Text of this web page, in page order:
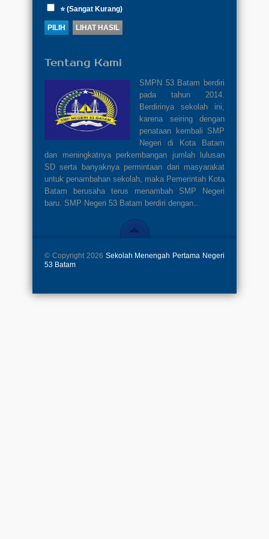
⭐ (Sangat Kurang)
Tentang Kami
SMPN 53 Batam berdiri
pada tahun 2014.
Berdirinya sekolah ini,
karena seiring dengan
penataan kembali SMP
Negeri di Kota Batam
dan meningkatnya perkembangan jumlah lulusan
SD serta banyaknya permintaan dari masyarakat
untuk penambahan sekolah, maka Pemerintah Kota
Batam berusaha terus menambah SMP Negeri
baru. SMP Negeri 53 Batam berdiri dengan..
© Copyright 2026 Sekolah Menengah Pertama Negeri
53 Batam